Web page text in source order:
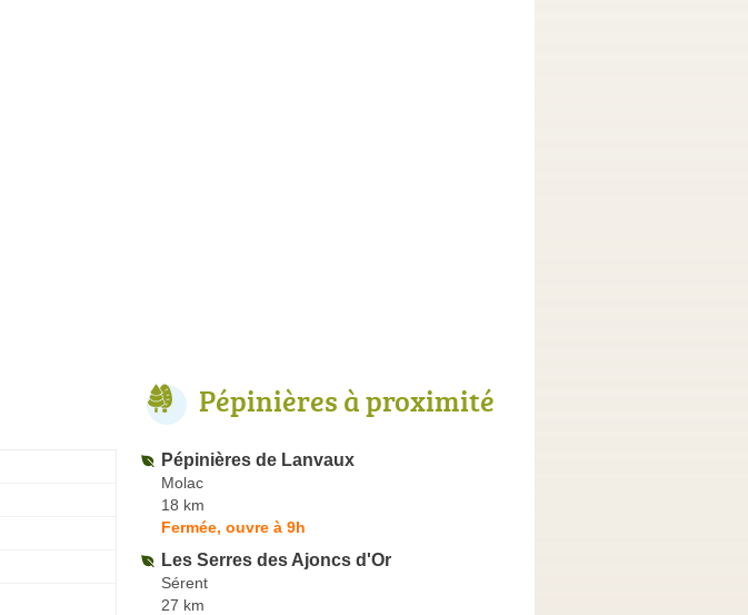
Pépinières à proximité
Pépinières de Lanvaux
Molac
18 km
Fermée, ouvre à 9h
Les Serres des Ajoncs d'Or
Sérent
27 km